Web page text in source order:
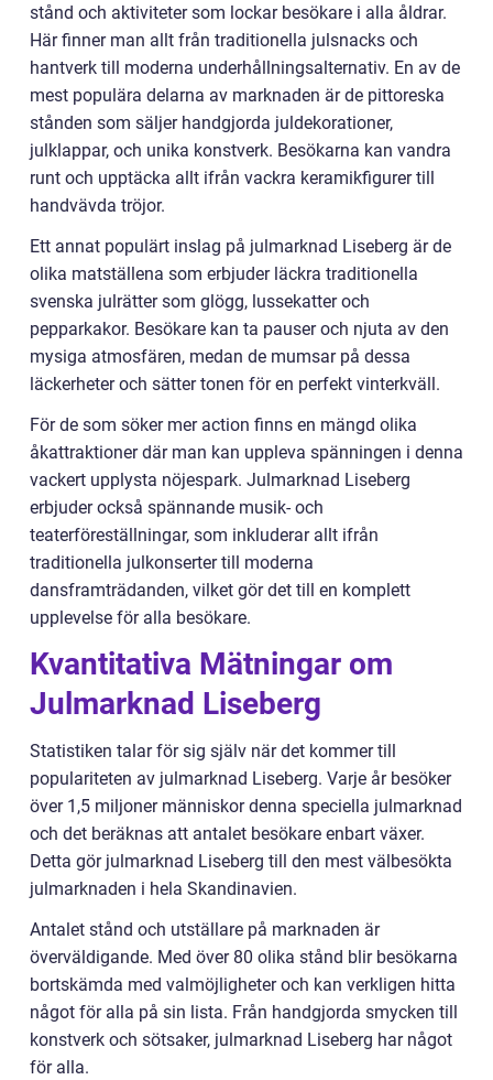
stånd och aktiviteter som lockar besökare i alla åldrar.
Här finner man allt från traditionella julsnacks och
hantverk till moderna underhållningsalternativ. En av de
mest populära delarna av marknaden är de pittoreska
stånden som säljer handgjorda juldekorationer,
julklappar, och unika konstverk. Besökarna kan vandra
runt och upptäcka allt ifrån vackra keramikfigurer till
handvävda tröjor.
Ett annat populärt inslag på julmarknad Liseberg är de
olika matställena som erbjuder läckra traditionella
svenska julrätter som glögg, lussekatter och
pepparkakor. Besökare kan ta pauser och njuta av den
mysiga atmosfären, medan de mumsar på dessa
läckerheter och sätter tonen för en perfekt vinterkväll.
För de som söker mer action finns en mängd olika
åkattraktioner där man kan uppleva spänningen i denna
vackert upplysta nöjespark. Julmarknad Liseberg
erbjuder också spännande musik- och
teaterföreställningar, som inkluderar allt ifrån
traditionella julkonserter till moderna
dansframträdanden, vilket gör det till en komplett
upplevelse för alla besökare.
Kvantitativa Mätningar om
Julmarknad Liseberg
Statistiken talar för sig själv när det kommer till
populariteten av julmarknad Liseberg. Varje år besöker
över 1,5 miljoner människor denna speciella julmarknad
och det beräknas att antalet besökare enbart växer.
Detta gör julmarknad Liseberg till den mest välbesökta
julmarknaden i hela Skandinavien.
Antalet stånd och utställare på marknaden är
överväldigande. Med över 80 olika stånd blir besökarna
bortskämda med valmöjligheter och kan verkligen hitta
något för alla på sin lista. Från handgjorda smycken till
konstverk och sötsaker, julmarknad Liseberg har något
för alla.